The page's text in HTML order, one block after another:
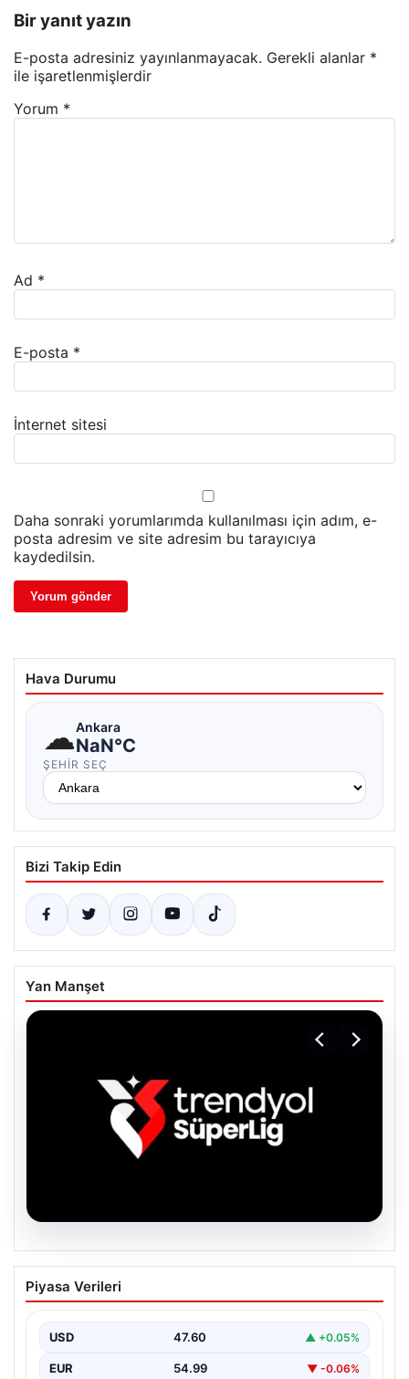
Bir yanıt yazın
E-posta adresiniz yayınlanmayacak. Gerekli alanlar *
ile işaretlenmişlerdir
Yorum *
Ad *
E-posta *
İnternet sitesi
Daha sonraki yorumlarımda kullanılması için adım, e-
posta adresim ve site adresim bu tarayıcıya
kaydedilsin.
Hava Durumu
☁Ankara
NaN°C
ŞEHIR SEÇ
Bizi Takip Edin
Yan Manşet
06.08.2026
TFF’den isim sponsorluğu açıklaması!
Trendyol Süper Lig…
Piyasa Verileri
USD 47.60 ▲ +0.05%
EUR 54.99 ▼ -0.06%